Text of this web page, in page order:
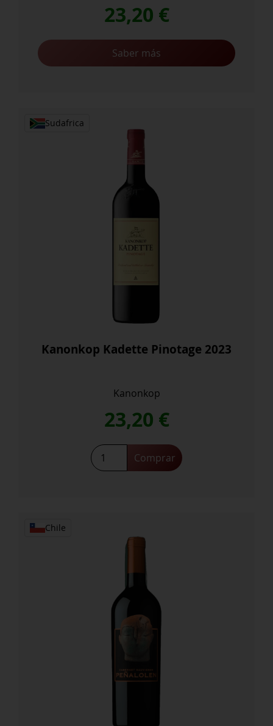
23,20 €
Saber más
Sudafrica
Kanonkop Kadette Pinotage 2023
Kanonkop
23,20 €
Kanonkop
Kadette
Comprar
Chile